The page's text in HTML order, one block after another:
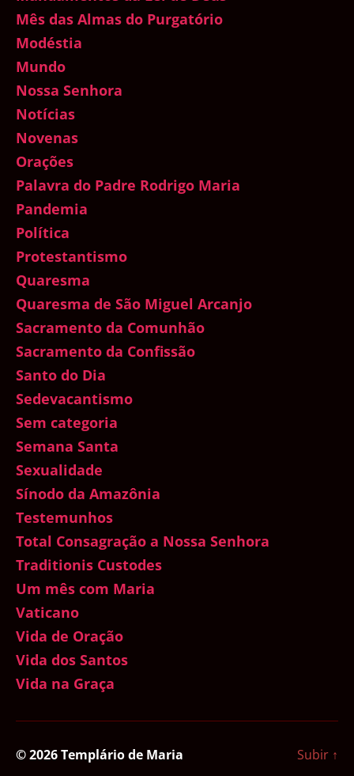
Mês das Almas do Purgatório
Modéstia
Mundo
Nossa Senhora
Notícias
Novenas
Orações
Palavra do Padre Rodrigo Maria
Pandemia
Política
Protestantismo
Quaresma
Quaresma de São Miguel Arcanjo
Sacramento da Comunhão
Sacramento da Confissão
Santo do Dia
Sedevacantismo
Sem categoria
Semana Santa
Sexualidade
Sínodo da Amazônia
Testemunhos
Total Consagração a Nossa Senhora
Traditionis Custodes
Um mês com Maria
Vaticano
Vida de Oração
Vida dos Santos
Vida na Graça
© 2026Templário de Maria
Subir ↑